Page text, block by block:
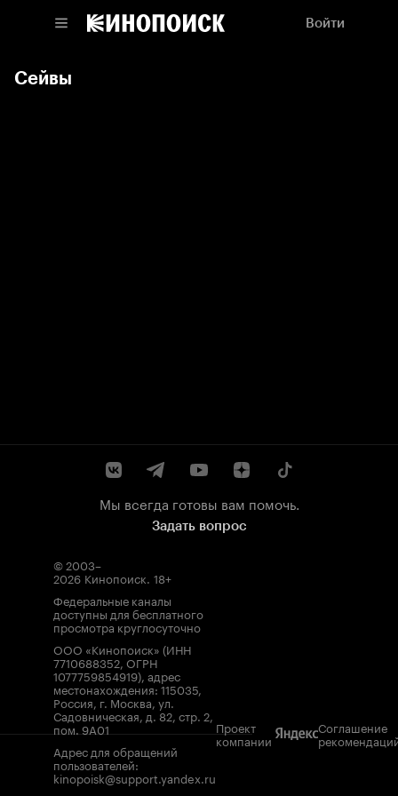
Войти
Сейвы
Мы всегда готовы вам помочь.
Задать вопрос
© 2003–
2026 Кинопоиск. 18+
Федеральные каналы
доступны для бесплатного
просмотра круглосуточно
ООО «Кинопоиск» (ИНН
7710688352, ОГРН
1077759854919), адрес
местонахождения: 115035,
Россия, г. Москва, ул.
Садовническая, д. 82, стр. 2,
пом. 9А01
Адрес для обращений
пользователей:
kinopoisk@support.yandex.ru
Проект
компании
Соглашение